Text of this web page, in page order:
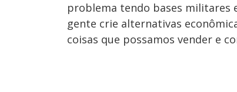
problema tendo bases militares
gente crie alternativas
coisas que possamos vender e